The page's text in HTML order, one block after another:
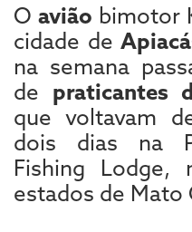
O avião bimotor
cidade de
na semana
de praticantes
que voltavam
dois dias na
Fishing
estados de Mato